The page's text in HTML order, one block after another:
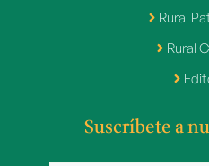
Rural
Rural
Suscríbete a